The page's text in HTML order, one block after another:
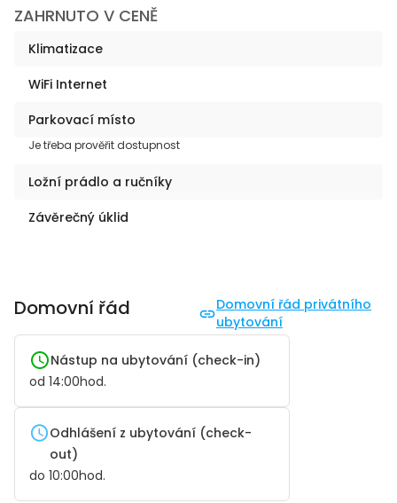
ZAHRNUTO V CENĚ
Klimatizace
WiFi Internet
Parkovací místo
Je třeba prověřit dostupnost
Ložní prádlo a ručníky
Závěrečný úklid
Domovní řád
Domovní řád privátního
ubytování
Nástup na ubytování (check-in)
od 14:00hod.
Odhlášení z ubytování (check-
out)
do 10:00hod.